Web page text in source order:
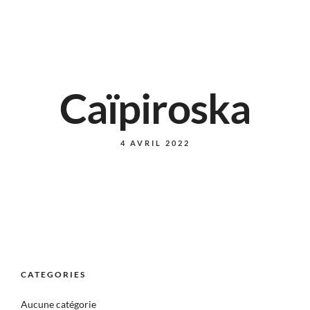
Caïpiroska
4 AVRIL 2022
CATEGORIES
Aucune catégorie